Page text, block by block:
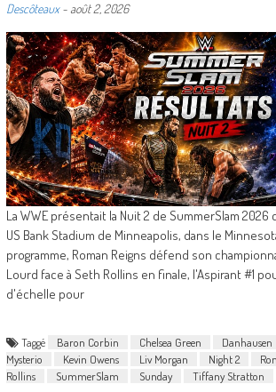
Descôteaux- août 2, 2026
La WWE présentait la Nuit 2 de SummerSlam 2026
US Bank Stadium de Minneapolis, dans le
programme, Roman Reigns défend son
Lourd face à Seth Rollins en finale, l'Aspirant #1
d'échelle pour
Taggé Baron Corbin Chelsea Green Danhausen
Mysterio
Kevin Owens Liv Morgan Night 2
Rollins
SummerSlam Sunday Tiffany Stratton